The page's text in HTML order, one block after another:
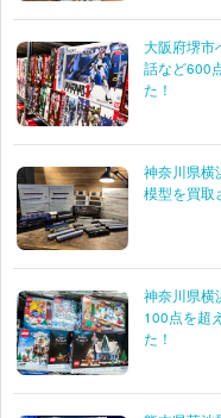
ODK 1/32 ベレット MX1600
イマイ マイティ号 B-152
モノグラム 1/24 1996
レベル 1/24 29 CARTOON
RACING MONTE CARLO
モノグラム 1/24 #3
モノグラム 1/24 MAC
モノグラム 1/24 #42
ク
レベル 1/24 BIRTHDAY
大阪府堺市
話など600
た！
神奈川県横
模型を買取
神奈川県横
100点を超
た！